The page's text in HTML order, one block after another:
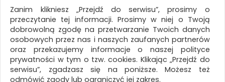
KATEGORIE
WSZYSTKIE KATEGORIE
FILTRY
Więcej
Zanim klikniesz „Przejdź do serwisu”, prosimy o
przeczytanie tej informacji. Prosimy w niej o Twoją
dobrowolną zgodę na przetwarzanie Twoich danych
osobowych przez nas i naszych zaufanych partnerów
oraz przekazujemy informacje o naszej polityce
prywatności w tym o tzw. cookies. Klikając „Przejdź do
serwisu”, zgadzasz się na poniższe. Możesz też
odmówić zgody lub ograniczyć jej zakres.